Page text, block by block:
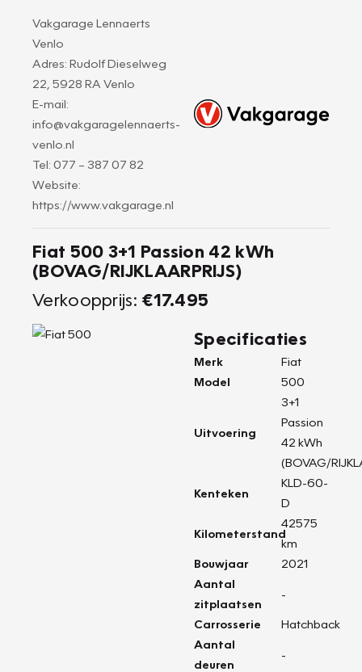
Vakgarage Lennaerts
Venlo
Adres: Rudolf Dieselweg
22, 5928 RA Venlo
E-mail:
info@vakgaragelennaerts-
venlo.nl
Tel: 077 – 387 07 82
Website:
https://www.vakgarage.nl
Fiat 500 3+1 Passion 42 kWh
(BOVAG/RIJKLAARPRIJS)
Verkoopprijs: €17.495
Specificaties
Merk
Fiat
Model
500
Uitvoering
3+1
Passion
42 kWh
(BOVAG/
Kenteken
KLD-60-
D
Kilometerstand
42575
km
Bouwjaar
2021
Aantal
zitplaatsen
-
Carrosserie
Hatchback
Aantal
deuren
-